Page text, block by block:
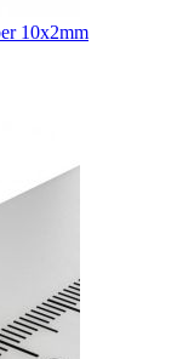
10x2mm